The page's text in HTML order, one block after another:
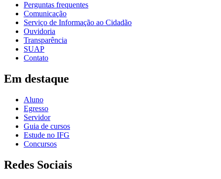
Perguntas frequentes
Comunicação
Serviço de Informação ao Cidadão
Ouvidoria
Transparência
SUAP
Contato
Em destaque
Aluno
Egresso
Servidor
Guia de cursos
Estude no IFG
Concursos
Redes Sociais